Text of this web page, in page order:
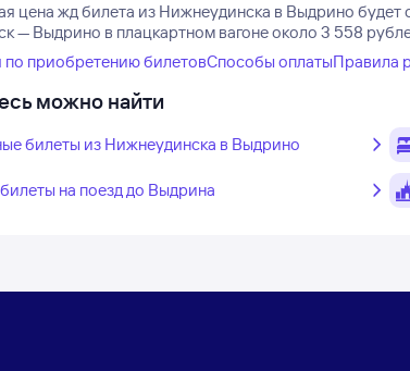
цена жд билета из Нижнеудинска в Выдрино будет
— Выдрино в плацкартном вагоне около 3 558
по приобретению билетовСпособы оплатыПравила
можно найти
билеты из Нижнеудинска в Выдрино
на поезд до Выдрина